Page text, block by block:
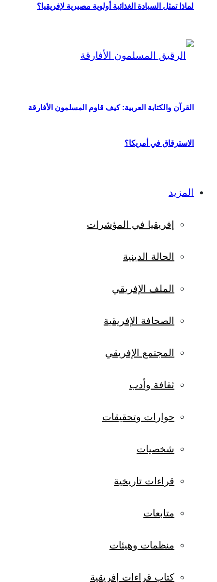
لماذا تمثل السيادة الغذائية أولوية مصيرية لإفريقيا؟
القرآن والكتابة العربية: كيف قاوم المسلمون الأفارقة
الاسترقاق في أمريكا؟
المزيد
إفريقيا في المؤشرات
الحالة الدينية
الملف الإفريقي
الصحافة الإفريقية
المجتمع الإفريقي
ثقافة وأدب
حوارات وتحقيقات
شخصيات
قراءات تاريخية
متابعات
منظمات وهيئات
كتاب قراءات إفريقية